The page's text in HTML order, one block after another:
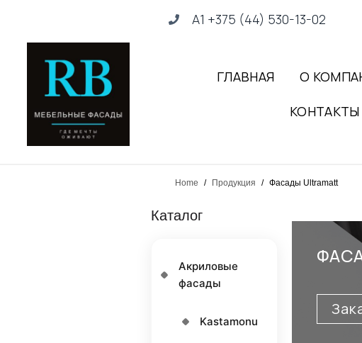
А1 +375 (44) 530-13-02
ГЛАВНАЯ О
КОНТАКТЫ
Home / Продукция / Фасады Ultramatt
Каталог
Акриловые
фасады
Kastamonu